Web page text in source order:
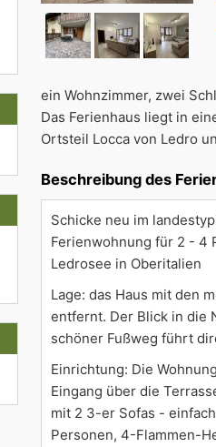
ein Wohnzimmer, zwei
Das Ferienhaus liegt in
Ortsteil Locca von Ledro
Beschreibung des
Schicke neu im
Ferienwohnung für 2 - 4
Ledrosee in Oberitalien
Lage: das Haus mit den
entfernt. Der Blick in die
schöner Fußweg führt
Einrichtung: Die
Eingang über die
mit 2 3-er Sofas -
Personen, 4-Flammen-